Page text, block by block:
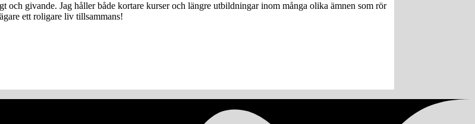
givande. Jag håller både kortare kurser och längre utbildningar inom många olika ämnen som rör
ett roligare liv tillsammans!